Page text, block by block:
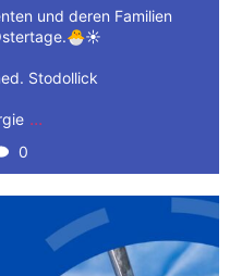
und deren Familien
Stodollick
...
0
für Sie! Ab